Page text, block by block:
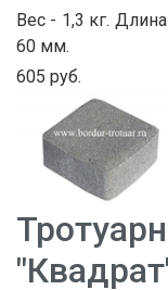
Вес - 1,3 кг.
60 мм.
605 руб.